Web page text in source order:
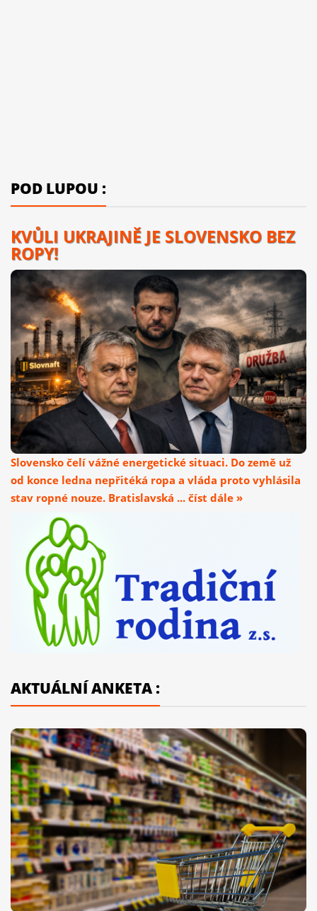
POD LUPOU :
KVŮLI UKRAJINĚ JE SLOVENSKO BEZ
ROPY!
Slovensko čelí vážné energetické situaci. Do země už
od konce ledna nepřitéká ropa a vláda proto vyhlásila
stav ropné nouze. Bratislavská ... číst dále »
AKTUÁLNÍ ANKETA :